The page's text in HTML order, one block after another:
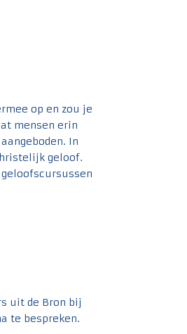
op en zou je
mensen erin
In
geloof.
uit de Bron bij
te bespreken.